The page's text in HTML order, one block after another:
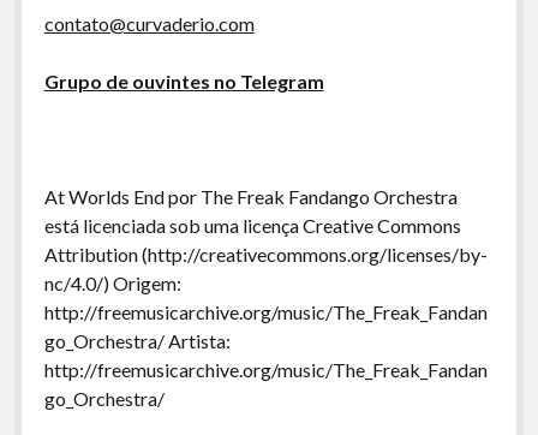
contato@curvaderio.com
Grupo de ouvintes no Telegram
At Worlds End por The Freak Fandango Orchestra
está licenciada sob uma licença Creative Commons
Attribution (http://creativecommons.org/licenses/by-
nc/4.0/) Origem:
http://freemusicarchive.org/music/The_Freak_Fandan
go_Orchestra/ Artista:
http://freemusicarchive.org/music/The_Freak_Fandan
go_Orchestra/